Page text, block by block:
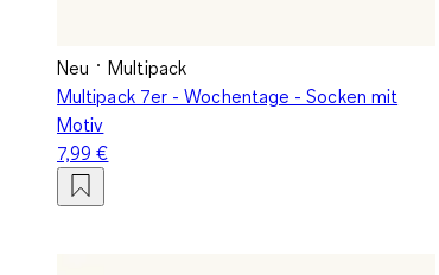
Neu
Multipack
Multipack 7er - Wochentage - Socken mit
Motiv
7,99 €